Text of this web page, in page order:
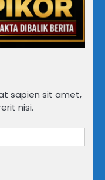
sapien sit amet,
nisi.